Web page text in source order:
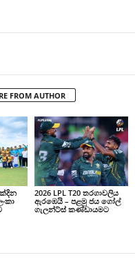
FROM AUTHOR
2026 LPL T20 තරගාවලිය
ඇරඹෙයි – පළමු ජය ගෝල්
ගැලන්ට්ස් කණ්ඩායමට